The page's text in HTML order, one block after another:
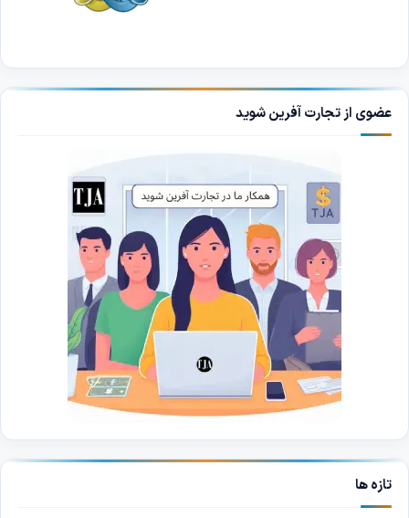
عضوی از تجارت آفرین شوید
تازه ها